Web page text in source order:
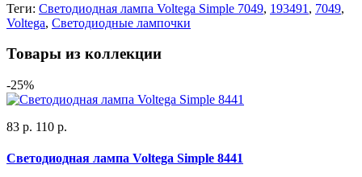
Теги: Светодиодная лампа Voltega Simple 7049, 193491 , 7049,
Voltega, Светодиодные лампочки
Товары из коллекции
-25%
83 р. 110 р.
Светодиодная лампа Voltega Simple 8441